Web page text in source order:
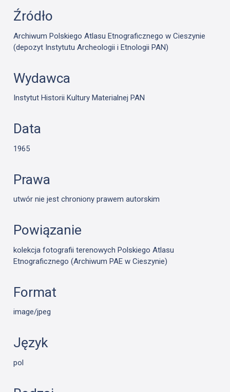
Źródło
Archiwum Polskiego Atlasu Etnograficznego w Cieszynie
(depozyt Instytutu Archeologii i Etnologii PAN)
Wydawca
Instytut Historii Kultury Materialnej PAN
Data
1965
Prawa
utwór nie jest chroniony prawem autorskim
Powiązanie
kolekcja fotografii terenowych Polskiego Atlasu
Etnograficznego (Archiwum PAE w Cieszynie)
Format
image/jpeg
Język
pol